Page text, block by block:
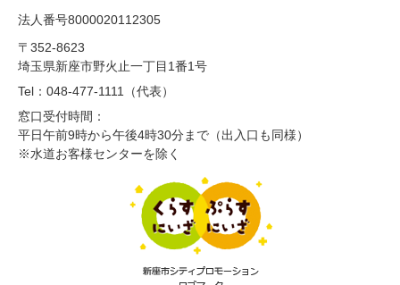
法人番号8000020112305
〒352-8623
埼玉県新座市野火止一丁目1番1号
Tel：048-477-1111（代表）
窓口受付時間：
平日午前9時から午後4時30分まで（出入口も同様）
※水道お客様センターを除く